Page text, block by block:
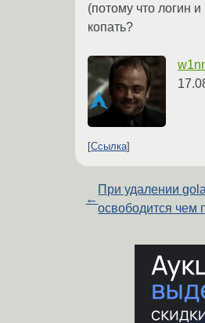
(потому что логин
копать?
Ссылка
←
При удалении
освободится чем